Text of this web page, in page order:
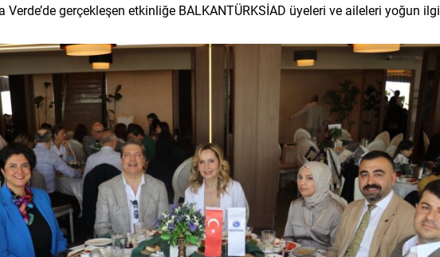
gerçekleşen etkinliğe BALKANTÜRKSİAD üyeleri ve aileleri yoğun ilgi